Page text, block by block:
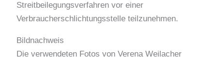
Streitbeilegungsverfahren vor einer
Verbraucherschlichtungsstelle teilzunehmen.
Bild­nachweis
Die verwendeten Fotos von Verena Weilacher